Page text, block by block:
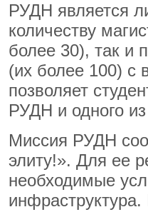
РУДН является
количеству
более 30), так и
(их более 100) с
позволяет
РУДН и одного
Миссия РУДН
элиту!». Для ее
необходимые